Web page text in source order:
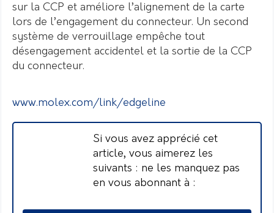
sur la CCP et améliore l’alignement de la carte
lors de l’engagement du connecteur. Un second
système de verrouillage empêche tout
désengagement accidentel et la sortie de la CCP
du connecteur.
www.molex.com/link/edgeline
Si vous avez apprécié cet
article, vous aimerez les
suivants : ne les manquez pas
en vous abonnant à :